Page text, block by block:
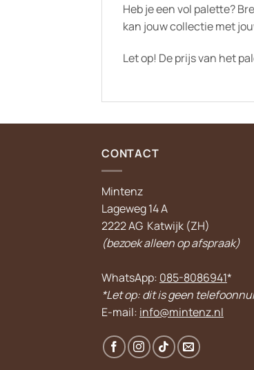
Heb je een vol palette?
kan jouw collectie met
Let op! De prijs van het
CONTACT
Mintenz
Lageweg 14 A
2222 AG Katwijk (ZH)
(bezoek alleen op afspraak)
WhatsApp: 085-8086941*
*Let op: dit is geen
E-mail: info@mintenz.nl